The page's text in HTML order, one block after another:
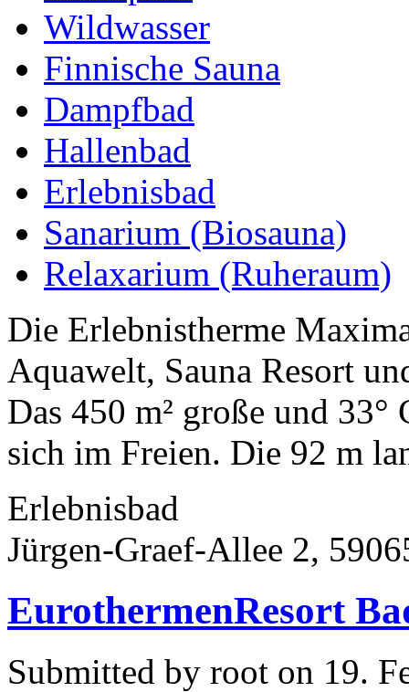
Wildwasser
Finnische Sauna
Dampfbad
Hallenbad
Erlebnisbad
Sanarium (Biosauna)
Relaxarium (Ruheraum)
Die Erlebnistherme
Aquawelt, Sauna Resort
Das 450 m² große und
sich im Freien. Die 92 m
Erlebnisbad
Jürgen-Graef-Allee 2,
EurothermenResort
Submitted by root on 19.